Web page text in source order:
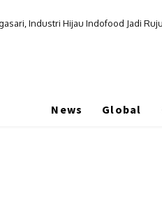
Industri Hijau Indofood Jadi
News Global